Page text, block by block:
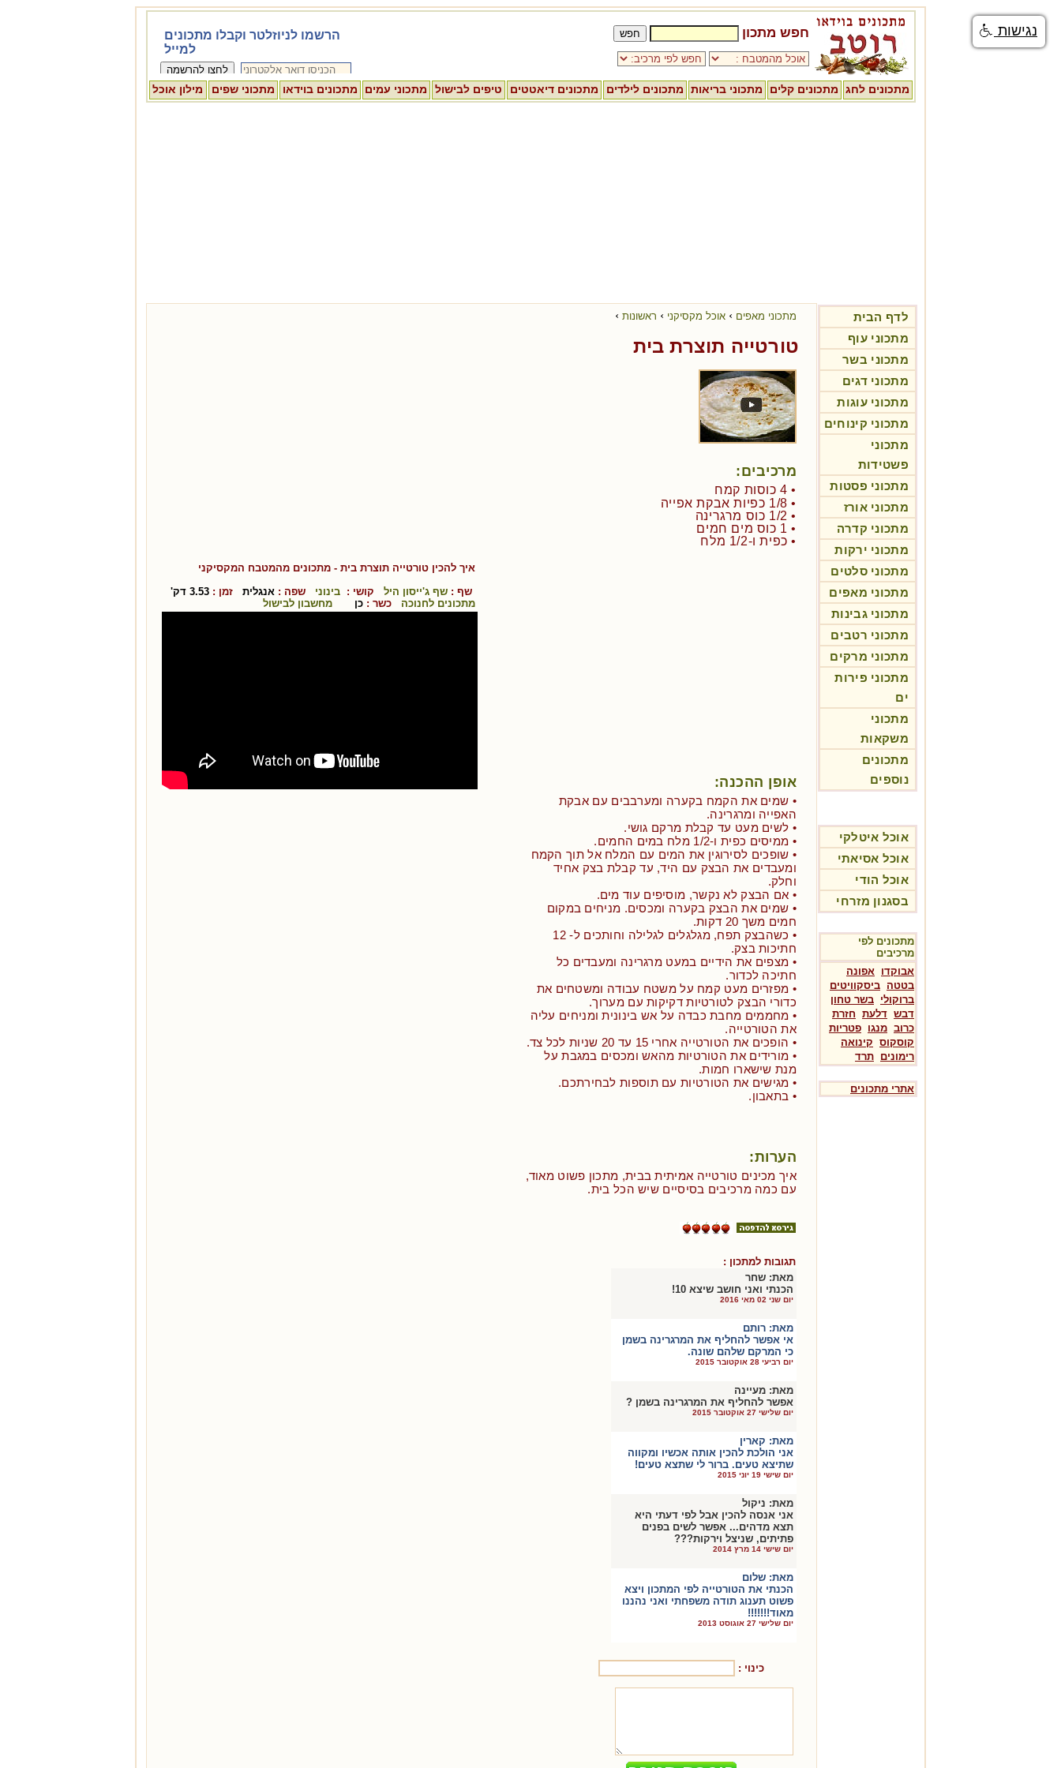
חפש מתכון
מתכונים לחג מתכונים קלים מתכוני בריאות מתכונים לילדים מתכונים דיאטטים טיפים לבישול מתכוני עמים מתכונים בוידאו מתכוני שפים מילון אוכל
לדף הבית
מתכוני עוף
מתכוני בשר
מתכוני דגים
מתכוני עוגות
מתכוני קינוחים
מתכוני
פשטידות
מתכוני פסטות
מתכוני אורז
מתכוני קדרה
מתכוני ירקות
מתכוני סלטים
מתכוני מאפים
מתכוני גבינות
מתכוני רטבים
מתכוני מרקים
מתכוני פירות
ים
מתכוני
משקאות
מתכונים
נוספים
אוכל איטלקי
אוכל אסיאתי
אוכל הודי
בסגנון מזרחי
מתכונים לפי
מרכיבים
אבוקדו אפונה
בטטה ביסקוויטים
ברוקולי בשר טחון
דבש דלעת חזרת
כרוב מנגו פטריות
קוסקוס קינואה
רימונים תרד
אתרי מתכונים
מתכוני מאפים › אוכל מקסיקני › ראשונות ›
טורטייה תוצרת בית
מרכיבים:
• 4 כוסות קמח
• 1/8 כפיות אבקת אפייה
• 1/2 כוס מרגרינה
• 1 כוס מים חמים
• כפית ו-1/2 מלח
אופן ההכנה:
• שמים את הקמח בקערה ומערבבים עם אבקת
האפייה ומרגרינה.
• לשים מעט עד קבלת מרקם גושי.
• ממיסים כפית ו-1/2 מלח במים החמים.
• שופכים לסירוגין את המים עם המלח אל תוך הקמח
ומעבדים את הבצק עם היד, עד קבלת בצק אחיד
וחלק.
• אם הבצק לא נקשר, מוסיפים עוד מים.
• שמים את הבצק בקערה ומכסים. מניחים במקום
חמים משך 20 דקות.
• כשהבצק תפח, מגלגלים לגלילה וחותכים ל- 12
חתיכות בצק.
• מצפים את הידיים במעט מרגרינה ומעבדים כל
חתיכה לכדור.
• מפזרים מעט קמח על משטח עבודה ומשטחים את
כדורי הבצק לטורטיות דקיקות עם מערוך.
• מחממים מחבת כבדה על אש בינונית ומניחים עליה
את הטורטייה.
• הופכים את הטורטייה אחרי 15 עד 20 שניות לכל צד.
• מורידים את הטורטיות מהאש ומכסים במגבת על
מנת שישארו חמות.
• מגישים את הטורטיות עם תוספות לבחירתכם.
• בתאבון.
הערות:
איך מכינים טורטייה אמיתית בבית, מתכון פשוט מאוד,
עם כמה מרכיבים בסיסיים שיש הכל בית.
תגובות למתכון :
מאת: שחר
הכנתי ואני חושב שיצא 10!
יום שני 02 מאי 2016
מאת: רותם
אי אפשר להחליף את המרגרינה בשמן
כי המרקם שלהם שונה.
יום רביעי 28 אוקטובר 2015
מאת: מעיינה
אפשר להחליף את המרגרינה בשמן ?
יום שלישי 27 אוקטובר 2015
מאת: קארין
אני הולכת להכין אותה אכשיו ומקווה
שתיצא טעים. ברור לי שתצא טעים!
יום שישי 19 יוני 2015
מאת: ניקול
אני אנסה להכין אבל לפי דעתי היא
תצא מדהים... אפשר לשים בפנים
פתיתים, שניצל וירקות???
יום שישי 14 מרץ 2014
מאת: שלום
הכנתי את הטורטייה לפי המתכון ויצא
פשוט תענוג תודה משפחתי ואני נהננו
מאוד!!!!!!!
יום שלישי 27 אוגוסט 2013
כינוי :
איך להכין טורטייה תוצרת בית - מתכונים מהמטבח המקסיקני
שף : שף ג'ייסון היל קושי : בינוני שפה : אנגלית זמן : 3.53 דק'
מתכונים לחנוכה
כשר : כן מחשבון לבישול
נגישות